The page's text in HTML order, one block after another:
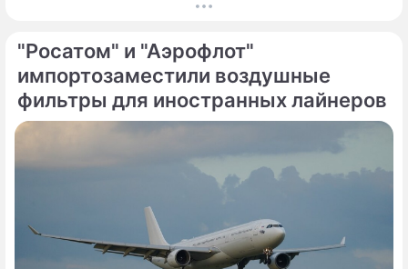
"Росатом" и "Аэрофлот"
импортозаместили воздушные
фильтры для иностранных лайнеров